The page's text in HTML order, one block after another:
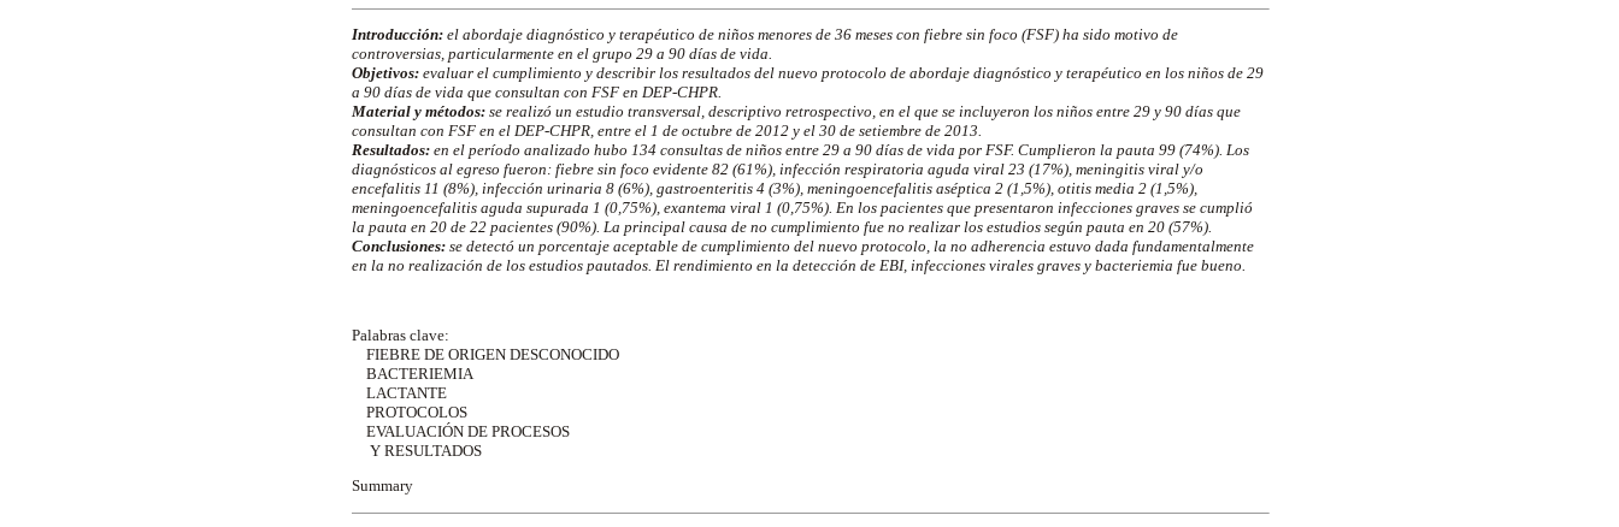
Introducción: el abordaje diagnóstico y terapéutico de niños menores de 36 meses con fiebre sin foco (FSF) ha sido motivo de
controversias, particularmente en el grupo 29 a 90 días de vida.
Objetivos: evaluar el cumplimiento y describir los resultados del nuevo protocolo de abordaje diagnóstico y terapéutico en los niños de 29
a 90 días de vida que consultan con FSF en DEP-CHPR.
Material y métodos: se realizó un estudio transversal, descriptivo retrospectivo, en el que se incluyeron los niños entre 29 y 90 días que
consultan con FSF en el DEP-CHPR, entre el 1 de octubre de 2012 y el 30 de setiembre de 2013.
Resultados: en el período analizado hubo 134 consultas de niños entre 29 a 90 días de vida por FSF. Cumplieron la pauta 99 (74%). Los
diagnósticos al egreso fueron: fiebre sin foco evidente 82 (61%), infección respiratoria aguda viral 23 (17%), meningitis viral y/o
encefalitis 11 (8%), infección urinaria 8 (6%), gastroenteritis 4 (3%), meningoencefalitis aséptica 2 (1,5%), otitis media 2 (1,5%),
meningoencefalitis aguda supurada 1 (0,75%), exantema viral 1 (0,75%). En los pacientes que presentaron infecciones graves se cumplió
la pauta en 20 de 22 pacientes (90%). La principal causa de no cumplimiento fue no realizar los estudios según pauta en 20 (57%).
Conclusiones: se detectó un porcentaje aceptable de cumplimiento del nuevo protocolo, la no adherencia estuvo dada fundamentalmente
en la no realización de los estudios pautados. El rendimiento en la detección de EBI, infecciones virales graves y bacteriemia fue bueno.
Palabras clave:
FIEBRE DE ORIGEN DESCONOCIDO
BACTERIEMIA
LACTANTE
PROTOCOLOS
EVALUACIÓN DE PROCESOS
Y RESULTADOS
Summary